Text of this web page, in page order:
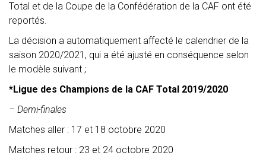
Total et de la Coupe de la Confédération de la CAF ont été
reportés.
La décision a automatiquement affecté le calendrier de la
saison 2020/2021, qui a été ajusté en conséquence selon
le modèle suivant ;
*Ligue des Champions de la CAF Total 2019/2020
– Demi-finales
Matches aller : 17 et 18 octobre 2020
Matches retour : 23 et 24 octobre 2020